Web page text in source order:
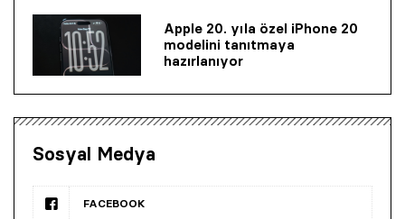
Apple 20. yıla özel iPhone 20
modelini tanıtmaya
hazırlanıyor
Sosyal Medya
FACEBOOK